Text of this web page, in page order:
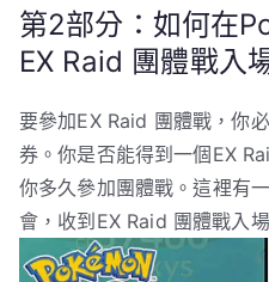
第2部分：如何在
EX Raid 團體戰入
要參加EX Raid 團體戰，你
券。你是否能得到一個EX
你多久參加團體戰。這裡有
會，收到EX Raid 團體戰入